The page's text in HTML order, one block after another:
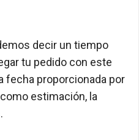
decir un tiempo
tu pedido con este
fecha proporcionada por
estimación, la